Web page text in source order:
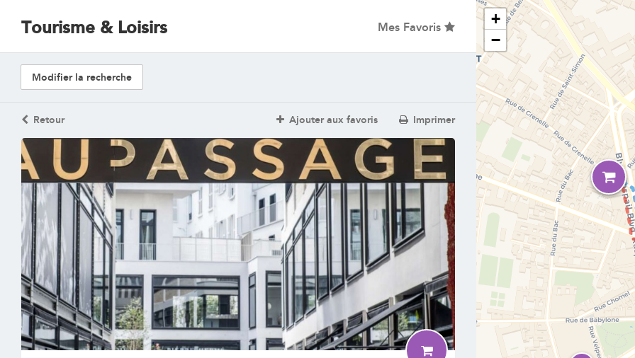
Mes Favoris
Tourisme & Loisirs
Modifier la recherche
Retour Imprimer
Ajouter aux favoris
+
−